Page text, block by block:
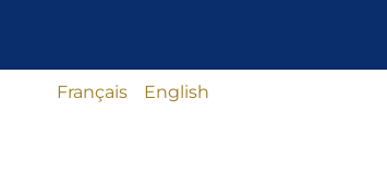
Français English